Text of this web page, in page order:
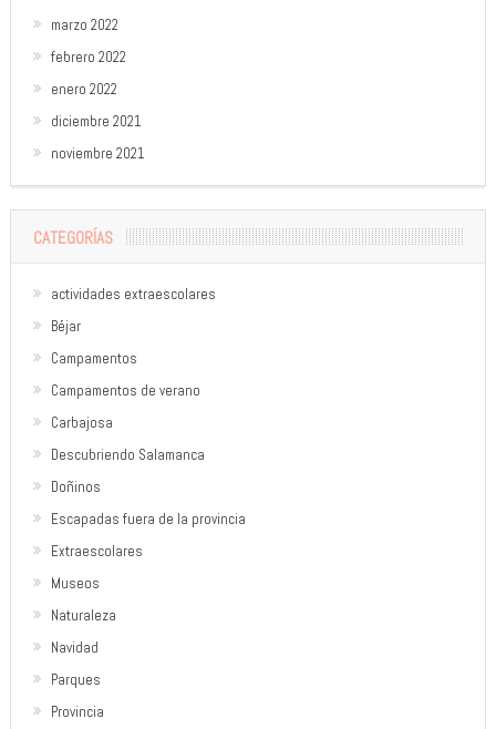
marzo 2022
febrero 2022
enero 2022
diciembre 2021
noviembre 2021
CATEGORÍAS
actividades extraescolares
Béjar
Campamentos
Campamentos de verano
Carbajosa
Descubriendo Salamanca
Doñinos
Escapadas fuera de la provincia
Extraescolares
Museos
Naturaleza
Navidad
Parques
Provincia